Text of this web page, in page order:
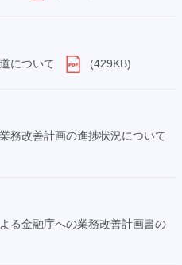
について
(429KB)
務改善計画の進捗状況について
る金融庁への業務改善計画書の